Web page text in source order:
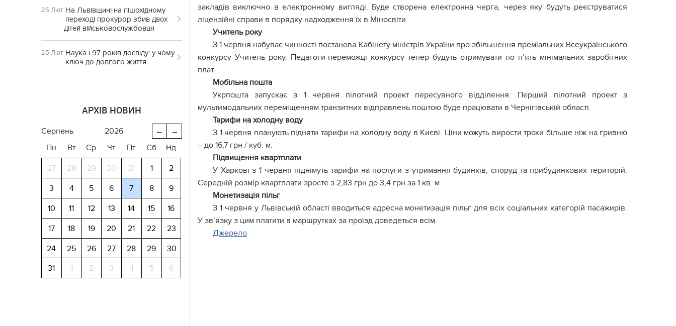
25 Лют На Львівщині на пішохідному
переході прокурор збив двох
дітей військовослужбовця
25 Лют Наука і 97 років досвіду: у чому
ключ до довгого життя
АРХІВ НОВИН
→
←
серпень
2026
Пн
Вт Ср Чт Пт Сб Нд
27 28 29 30 31 1
2
3
4 5 6 7 8
9
10
11 12 13 14 15
16
17
18 19 20 21 22
23
24
25 26 27 28 29
30
31
1 2 3 4 5 6
закладів виключно в електронному вигляді. Буде створена електронна черга, через яку будуть реєструватися
ліцензійні справи в порядку надходження їх в Міносвіти.
Учитель року
З 1 червня набуває чинності постанова Кабінету міністрів України про збільшення преміальних Всеукраїнського
конкурсу Учитель року. Педагоги-переможці конкурсу тепер будуть отримувати по п’ять мінімальних заробітних
плат.
Мобільна пошта
Укрпошта запускає з 1 червня пілотний проект пересувного відділення. Перший пілотний проект з
мультимодальних переміщенням транзитних відправлень поштою буде працювати в Чернігівській області.
Тарифи на холодну воду
З 1 червня планують підняти тарифи на холодну воду в Києві. Ціни можуть вирости трохи більше ніж на гривню
– до 16,7 грн / куб. м.
Підвищення квартплати
У Харкові з 1 червня піднімуть тарифи на послуги з утримання будинків, споруд та прибудинкових територій.
Середній розмір квартплати зросте з 2,83 грн до 3,4 грн за 1 кв. м.
Монетизація пільг
З 1 червня у Львівській області вводиться адресна монетизація пільг для всіх соціальних категорій пасажирів.
У зв’язку з цим платити в маршрутках за проїзд доведеться всім.
Джерело